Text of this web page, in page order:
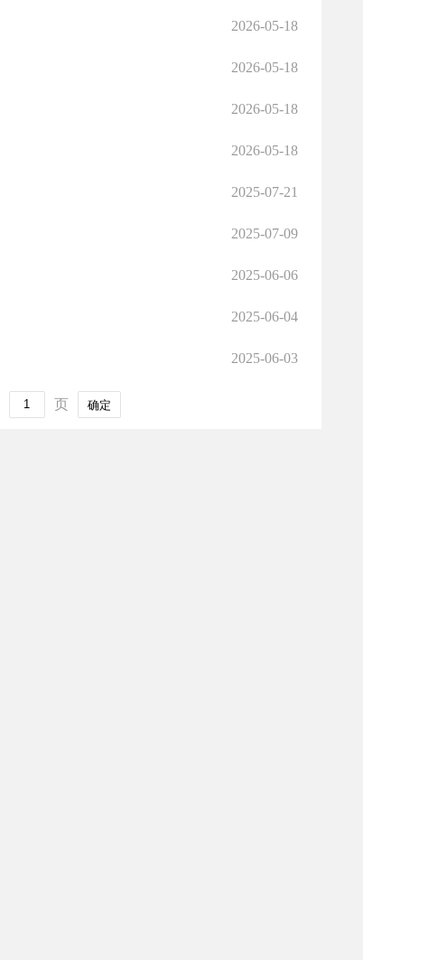
2026-05-18
2026-05-18
2026-05-18
2026-05-18
2025-07-21
2025-07-09
2025-06-06
2025-06-04
2025-06-03
页 确定